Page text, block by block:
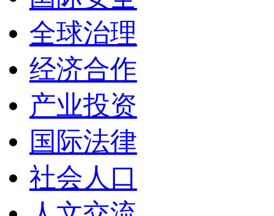
全球治理
经济合作
产业投资
国际法律
社会人口